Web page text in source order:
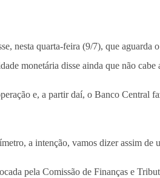
nesta quarta-feira (9/7), que aguarda
monetária disse ainda que não
e, a partir daí, o Banco Central
a intenção, vamos dizer assim
pela Comissão de Finanças e